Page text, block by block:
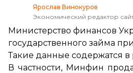
Ярослав Винокуров
Экономический редактор
Министерство финансов
государственного займа
Такие данные содержатся в
В частности, Минфин